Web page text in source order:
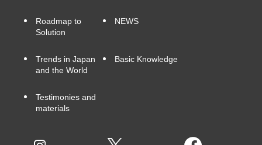
Roadmap to
Solution
NEWS
Trends in Japan
and the World
Basic Knowledge
Testimonies and
materials